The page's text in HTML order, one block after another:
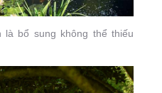
bổ sung không thể thiếu